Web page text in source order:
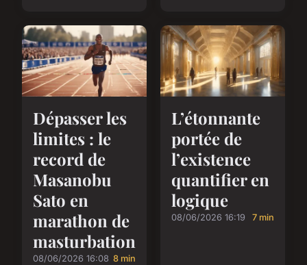
Dépasser les
limites : le
record de
Masanobu
Sato en
marathon de
masturbation
08/06/2026 16:08 8 min
L’étonnante
portée de
l’existence
quantifier en
logique
08/06/2026 16:19 7 min